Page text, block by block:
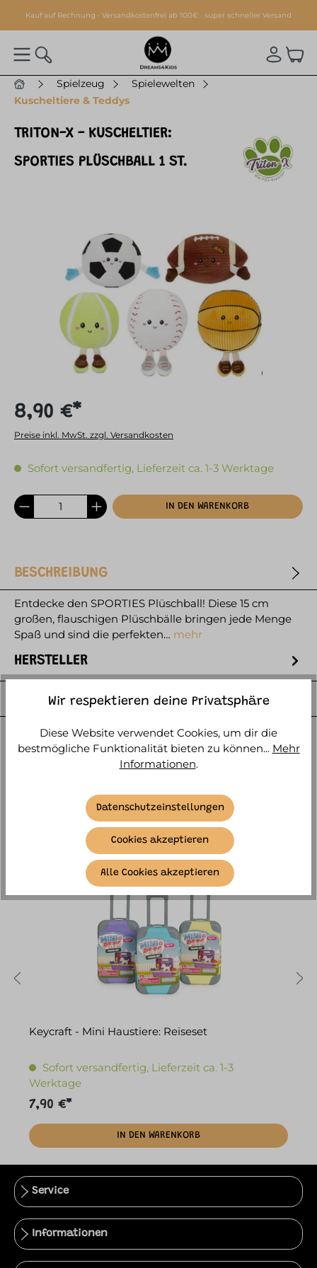
springen
Kauf auf Rechnung · Versandkostenfrei ab 100€ · super schneller Versand
Spielzeug
Spielewelten
Kuscheltiere & Teddys
TRITON-X - KUSCHELTIER:
SPORTIES PLÜSCHBALL 1 ST.
Bildergalerie überspringen
8,90 €*
Preise inkl. MwSt. zzgl. Versandkosten
Sofort versandfertig, Lieferzeit ca. 1-3 Werktage
IN DEN WARENKORB
BESCHREIBUNG
Entdecke den SPORTIES Plüschball! Diese 15 cm
großen, flauschigen Plüschbälle bringen jede Menge
Spaß und sind die perfekten… mehr
HERSTELLER
WEITERE ARTIKELINFOS
ÄHNLICHE ARTIKEL
Keycraft - Mini Haustiere: Reiseset
Sofort versandfertig, Lieferzeit ca. 1-3
Werktage
7,90 €*
IN DEN WARENKORB
Service
Informationen
Wir respektieren deine Privatsphäre
Diese Website verwendet Cookies, um dir die
bestmögliche Funktionalität bieten zu können... Mehr
Informationen.
Datenschutzeinstellungen
Cookies akzeptieren
Alle Cookies akzeptieren